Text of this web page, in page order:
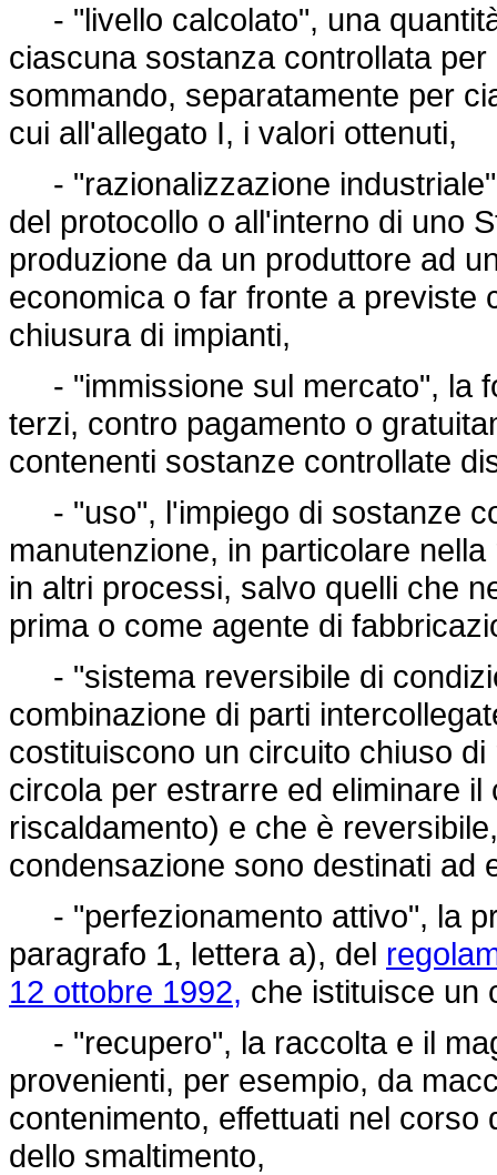
- "livello calcolato", una
ciascuna sostanza controllata
sommando, separatamente per
cui all'allegato I, i valori ottenuti,
- "razionalizzazione
del protocollo o all'interno di uno
produzione da un produttore ad
economica o far fronte a previste
chiusura di impianti,
- "immissione sul mercato", la
terzi, contro pagamento o
contenenti sostanze controllate
- "uso", l'impiego di sostanze
manutenzione, in particolare
in altri processi, salvo quelli che
prima o come agente di
- "sistema reversibile di
combinazione di parti
costituiscono un circuito chiuso
circola per estrarre ed eliminare
riscaldamento) e che è
condensazione sono destinati ad
- "perfezionamento attivo", la
paragrafo 1, lettera a), del
12 ottobre 1992, che istituisce un
- "recupero", la raccolta e il
provenienti, per esempio, da
contenimento, effettuati nel
dello smaltimento,